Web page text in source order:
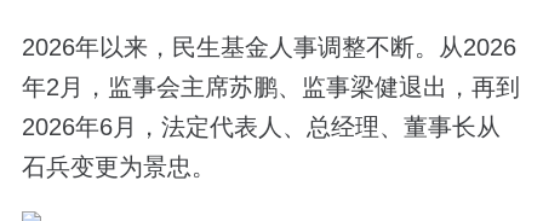
2026年以来，民生基金人事调整不断。从2026
年2月，监事会主席苏鹏、监事梁健退出，再到
2026年6月，法定代表人、总经理、董事长从
石兵变更为景忠。